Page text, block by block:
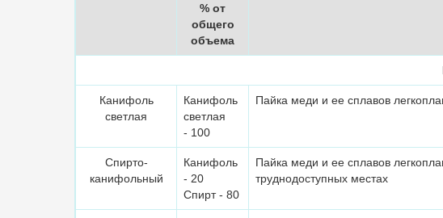
% от
общего
объема
Канифоль
светлая
Канифоль
светлая
- 100
Пайка меди и ее сплавов
Спирто-
канифольный
Канифоль
- 20
Спирт - 80
Пайка меди и ее сплавов
труднодоступных местах